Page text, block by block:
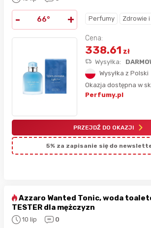
- 66° + Perfumy Zdrowie
Cena:
338.61 zł
Wysyłka:
Wysyłka z Polski
Okazja dostępna w
Perfumy.pl
PRZEJDŹ DO OKAZJI
5% za zapisanie się do
Azzaro Wanted Tonic, woda
TESTER dla mężczyzn
10 lip 0